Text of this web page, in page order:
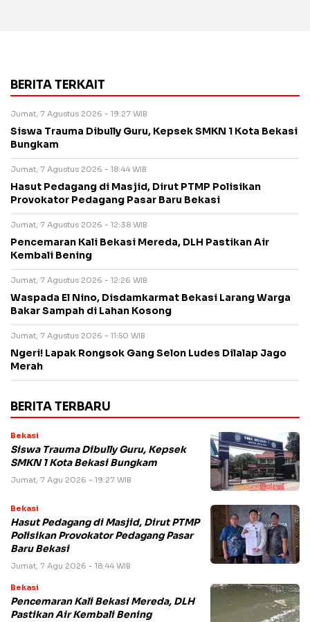
BERITA TERKAIT
Jumat, 7 Agustus 2026 - 19:27 WIB
Siswa Trauma Dibully Guru, Kepsek SMKN 1 Kota Bekasi
Bungkam
Jumat, 7 Agustus 2026 - 18:44 WIB
Hasut Pedagang di Masjid, Dirut PTMP Polisikan
Provokator Pedagang Pasar Baru Bekasi
Jumat, 7 Agustus 2026 - 12:38 WIB
Pencemaran Kali Bekasi Mereda, DLH Pastikan Air
Kembali Bening
Jumat, 7 Agustus 2026 - 12:26 WIB
Waspada El Nino, Disdamkarmat Bekasi Larang Warga
Bakar Sampah di Lahan Kosong
Jumat, 7 Agustus 2026 - 11:50 WIB
Ngeri! Lapak Rongsok Gang Selon Ludes Dilalap Jago
Merah
BERITA TERBARU
Bekasi
Siswa Trauma Dibully Guru, Kepsek
SMKN 1 Kota Bekasi Bungkam
Jumat, 7 Agu 2026 - 19:27 WIB
Bekasi
Hasut Pedagang di Masjid, Dirut PTMP
Polisikan Provokator Pedagang Pasar
Baru Bekasi
Jumat, 7 Agu 2026 - 18:44 WIB
Bekasi
Pencemaran Kali Bekasi Mereda, DLH
Pastikan Air Kembali Bening